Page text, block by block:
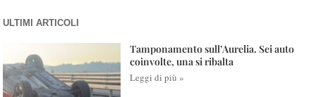
ULTIMI ARTICOLI
Tamponamento sull’Aurelia. Sei auto
coinvolte, una si ribalta
Leggi di più »